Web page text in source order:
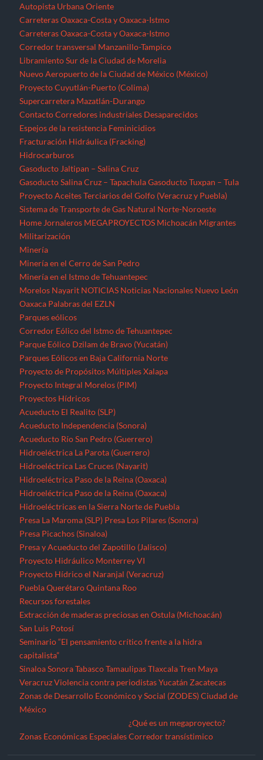
Autopista Urbana Oriente
Carreteras Oaxaca-Costa y Oaxaca-Istmo
Carreteras Oaxaca-Costa y Oaxaca-Istmo
Corredor transversal Manzanillo-Tampico
Libramiento Sur de la Ciudad de Morelia
Nuevo Aeropuerto de la Ciudad de México (México)
Proyecto Cuyutlán-Puerto (Colima)
Supercarretera Mazatlán-Durango
Contacto Corredores industriales Desaparecidos
Espejos de la resistencia Feminicidios
Fracturación Hidráulica (Fracking)
Hidrocarburos
Gasoducto Jaltipan – Salina Cruz
Gasoducto Salina Cruz – Tapachula Gasoducto Tuxpan – Tula
Proyecto Aceites Terciarios del Golfo (Veracruz y Puebla)
Sistema de Transporte de Gas Natural Norte-Noroeste
Home Jornaleros MEGAPROYECTOS Michoacán Migrantes
Militarización
Minería
Minería en el Cerro de San Pedro
Minería en el Istmo de Tehuantepec
Morelos Nayarit NOTICIAS Noticias Nacionales Nuevo León
Oaxaca Palabras del EZLN
Parques eólicos
Corredor Eólico del Istmo de Tehuantepec
Parque Eólico Dzilam de Bravo (Yucatán)
Parques Eólicos en Baja California Norte
Proyecto de Propósitos Múltiples Xalapa
Proyecto Integral Morelos (PIM)
Proyectos Hídricos
Acueducto El Realito (SLP)
Acueducto Independencia (Sonora)
Acueducto Río San Pedro (Guerrero)
Hidroeléctrica La Parota (Guerrero)
Hidroeléctrica Las Cruces (Nayarit)
Hidroeléctrica Paso de la Reina (Oaxaca)
Hidroeléctrica Paso de la Reina (Oaxaca)
Hidroeléctricas en la Sierra Norte de Puebla
Presa La Maroma (SLP) Presa Los Pilares (Sonora)
Presa Picachos (Sinaloa)
Presa y Acueducto del Zapotillo (Jalisco)
Proyecto Hidráulico Monterrey VI
Proyecto Hídrico el Naranjal (Veracruz)
Puebla Querétaro Quintana Roo
Recursos forestales
Extracción de maderas preciosas en Ostula (Michoacán)
San Luis Potosí
Seminario “El pensamiento crítico frente a la hidra
capitalista”
Sinaloa Sonora Tabasco Tamaulipas Tlaxcala Tren Maya
Veracruz Violencia contra periodistas Yucatán Zacatecas
Zonas de Desarrollo Económico y Social (ZODES) Ciudad de
México
Zonas Económicas Especiales
¿Qué es un megaproyecto?
Corredor transístimico